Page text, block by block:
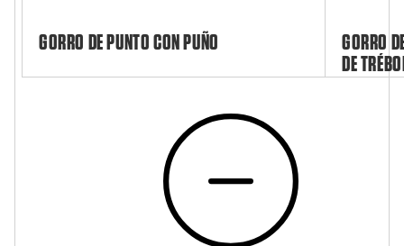
GORRO DE PUNTO CON PUÑO
GORRO
DE